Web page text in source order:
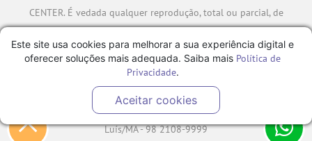
CENTER. É vedada qualquer reprodução, total ou parcial, de
A violação de qualquer direito mencionado implicará na
responsabilização cível e criminal nos termos da Lei.
POTIGUAR MATERIAIS DE CONSTRUÇÃO SA - CNPJ:
06.778.591/0001-09 - Rua Caminho da Boiada Nº 354, São
Luís/MA - 98 2108-9999
Este site usa cookies para melhorar a sua experiência digital e
oferecer soluções mais adequada. Saiba mais Política de
Privacidade.
Aceitar cookies